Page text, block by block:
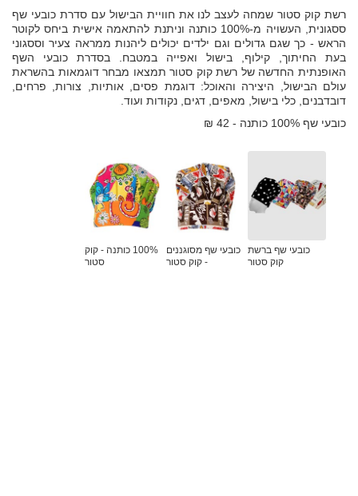
רשת קוק סטור שמחה לעצב לנו את חוויית הבישול עם סדרת כובעי שף
ססגונית, העשויה מ-100% כותנה וניתנת להתאמה אישית ביחס לקוטר
הראש - כך שגם גדולים וגם ילדים יכולים ליהנות ממראה צעיר וססגוני
בעת החיתוך, קילוף, בישול ואפייה במטבח. בסדרת כובעי השף
האופנתית החדשה של רשת קוק סטור תמצאו מבחר דוגמאות בהשראת
עולם הבישול, היצירה והאוכל: דוגמת פסים, אותיות, צורות, פרחים,
דובדבנים, כלי בישול, מאפים, דגים, נקודות ועוד.
כובעי שף 100% כותנה - 42 ₪
כובעי שף ברשת
קוק סטור
כובעי שף מסוגננים
- קוק סטור
100% כותנה - קוק
סטור